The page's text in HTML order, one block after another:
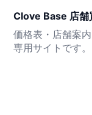
Clove Base 店舗
価格表・店舗案
専用サイトです。